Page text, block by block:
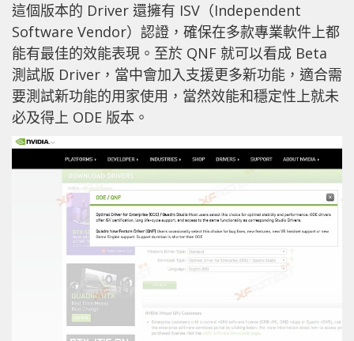
這個版本的 Driver 還擁有 ISV（Independent
Software Vendor）認證，確保在多款專業軟件上都
能有最佳的效能表現。至於 QNF 就可以看成 Beta
測試版 Driver，當中會加入支援更多新功能，適合需
要測試新功能的用家使用，當然效能和穩定性上就未
必及得上 ODE 版本。